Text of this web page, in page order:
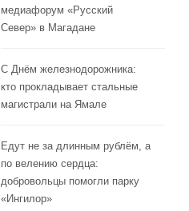
медиафорум «Русский
Север» в Магадане
С Днём железнодорожника:
кто прокладывает стальные
магистрали на Ямале
Едут не за длинным рублём, а
по велению сердца:
добровольцы помогли парку
«Ингилор»